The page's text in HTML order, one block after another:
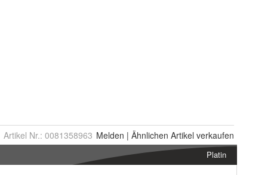
Artikel Nr.: 0081358963 Melden | Ähnlichen Artikel verkaufen
Platin